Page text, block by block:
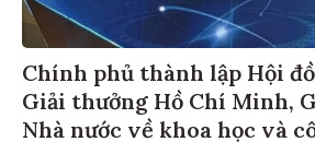
Chính phủ thành lập Hội
Giải thưởng Hồ Chí Minh,
Nhà nước về khoa học và